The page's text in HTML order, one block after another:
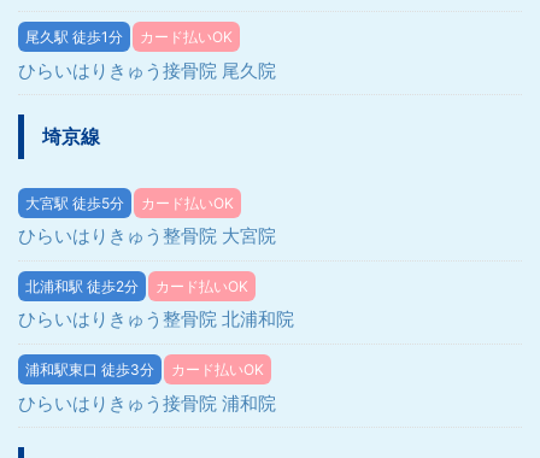
尾久駅 徒歩1分 カード払いOK
ひらいはりきゅう接骨院 尾久院
埼京線
大宮駅 徒歩5分 カード払いOK
ひらいはりきゅう整骨院 大宮院
北浦和駅 徒歩2分 カード払いOK
ひらいはりきゅう整骨院 北浦和院
浦和駅東口 徒歩3分 カード払いOK
ひらいはりきゅう接骨院 浦和院